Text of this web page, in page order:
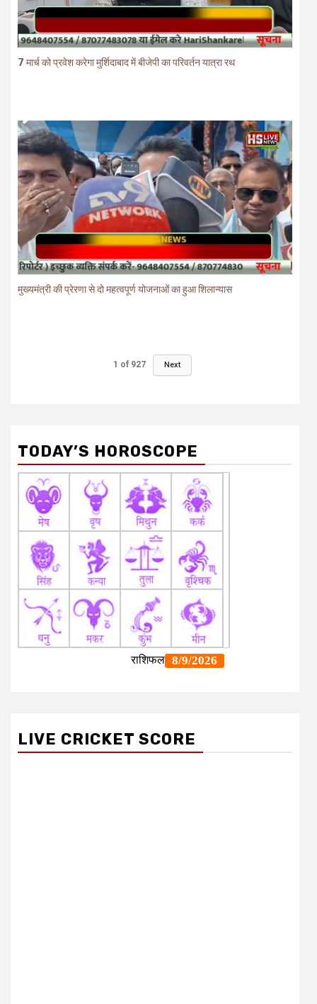
7 मार्च को प्रवेश करेगा मुर्शिदाबाद में बीजेपी का परिवर्तन यात्रा रथ
मुख्यमंत्री की प्रेरणा से दो महत्वपूर्ण योजनाओं का हुआ शिलान्यास
1 of 927 Next
TODAY’S HOROSCOPE
LIVE CRICKET SCORE